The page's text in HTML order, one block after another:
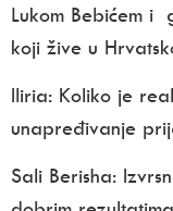
Lukom Bebićem i
koji žive u
Iliria: Koliko je
unapređivanje
Sali Berisha: